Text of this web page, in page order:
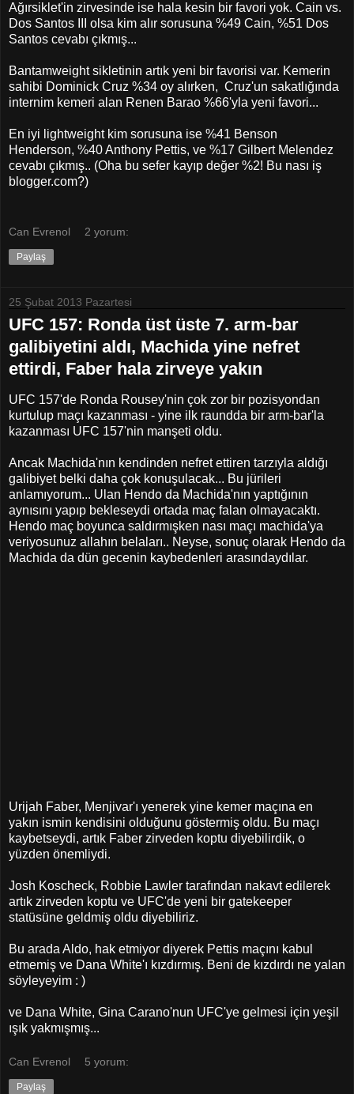
Ağırsiklet'in zirvesinde ise hala kesin bir favori yok. Cain vs.
Dos Santos III olsa kim alır sorusuna %49 Cain, %51 Dos
Santos cevabı çıkmış...
Bantamweight sikletinin artık yeni bir favorisi var. Kemerin
sahibi Dominick Cruz %34 oy alırken, Cruz'un sakatlığında
internim kemeri alan Renen Barao %66'yla yeni favori...
En iyi lightweight kim sorusuna ise %41 Benson
Henderson, %40 Anthony Pettis, ve %17 Gilbert Melendez
cevabı çıkmış.. (Oha bu sefer kayıp değer %2! Bu nası iş
blogger.com?)
Can Evrenol 2 yorum:
Paylaş
25 Şubat 2013 Pazartesi
UFC 157: Ronda üst üste 7. arm-bar
galibiyetini aldı, Machida yine nefret
ettirdi, Faber hala zirveye yakın
UFC 157'de Ronda Rousey'nin çok zor bir pozisyondan
kurtulup maçı kazanması - yine ilk raundda bir arm-bar'la
kazanması UFC 157'nin manşeti oldu.
Ancak Machida'nın kendinden nefret ettiren tarzıyla aldığı
galibiyet belki daha çok konuşulacak... Bu jürileri
anlamıyorum... Ulan Hendo da Machida'nın yaptığının
aynısını yapıp bekleseydi ortada maç falan olmayacaktı.
Hendo maç boyunca saldırmışken nası maçı machida'ya
veriyosunuz allahın belaları.. Neyse, sonuç olarak Hendo da
Machida da dün gecenin kaybedenleri arasındaydılar.
Urijah Faber, Menjivar'ı yenerek yine kemer maçına en
yakın ismin kendisini olduğunu göstermiş oldu. Bu maçı
kaybetseydi, artık Faber zirveden koptu diyebilirdik, o
yüzden önemliydi.
Josh Koscheck, Robbie Lawler tarafından nakavt edilerek
artık zirveden koptu ve UFC'de yeni bir gatekeeper
statüsüne geldmiş oldu diyebiliriz.
Bu arada Aldo, hak etmiyor diyerek Pettis maçını kabul
etmemiş ve Dana White'ı kızdırmış. Beni de kızdırdı ne yalan
söyleyeyim : )
ve Dana White, Gina Carano'nun UFC'ye gelmesi için yeşil
ışık yakmışmış...
Can Evrenol 5 yorum:
Paylaş